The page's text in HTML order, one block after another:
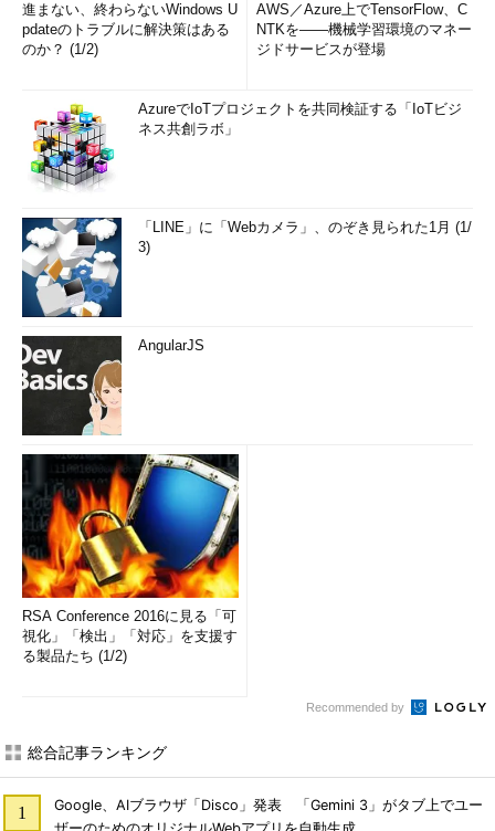
進まない、終わらないWindows U
pdateのトラブルに解決策はある
のか？ (1/2)
AWS／Azure上でTensorFlow、C
NTKを――機械学習環境のマネー
ジドサービスが登場
AzureでIoTプロジェクトを共同検証する「IoTビジ
ネス共創ラボ」
「LINE」に「Webカメラ」、のぞき見られた1月 (1/
3)
AngularJS
RSA Conference 2016に見る「可
視化」「検出」「対応」を支援す
る製品たち (1/2)
Recommended by
総合記事ランキング
Google、AIブラウザ「Disco」発表 「Gemini 3」がタブ上でユー